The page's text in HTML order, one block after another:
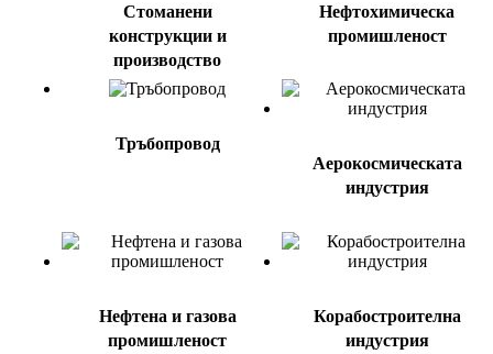
Стоманени
конструкции и
производство
Нефтохимическа
промишленост
Тръбопровод
Аерокосмическата
индустрия
Нефтена и газова
промишленост
Корабостроителна
индустрия